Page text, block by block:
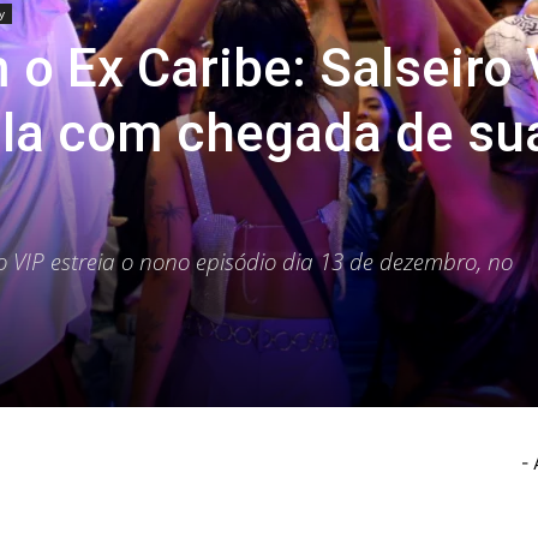
o Ex Caribe: Salseiro
com chegada de
VIP estreia o nono episódio dia 13 de dezembro, no
-